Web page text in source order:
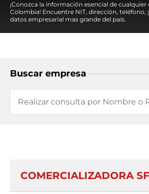
¡Conozca la información esencial de cualquier
Colombia! Encuentre NIT, dirección, teléfono,
datos empresarial mas grande del país.
Buscar empresa
COMERCIALIZADORA